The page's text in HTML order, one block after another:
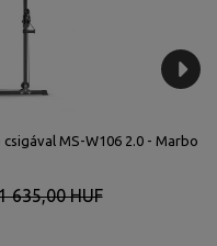
MS-W106 2.0 - Marbo
635,00 HUF